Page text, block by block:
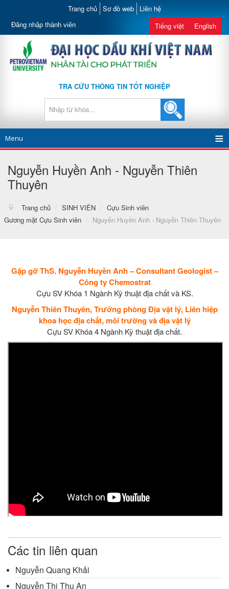
Trang chủ Sơ đồ web Liên hệ
Đăng nhập thành viên Tiếng việt English
TRA CỨU THÔNG TIN TỐT NGHIỆP
Menu
Nguyễn Huyền Anh - Nguyễn Thiên
Thuyên
Trang chủ / SINH VIÊN / Cựu Sinh viên
/
Gương mặt Cựu Sinh viên / Nguyễn Huyền Anh - Nguyễn Thiên Thuyên
Gặp gỡ ThS. Nguyễn Huyền Anh – Consultant Geologist –
Công ty Chemostrat
Cựu SV Khóa 1 Ngành Kỹ thuật địa chất và KS.
Nguyễn Thiên Thuyên, Trưởng phòng Địa vật lý, Liên hiệp
khoa học địa chất, môi trường và địa vật lý
Cựu SV Khóa 4 Ngành Kỹ thuật địa chất.
Các tin liên quan
Nguyễn Quang Khải
Nguyễn Thị Thu An